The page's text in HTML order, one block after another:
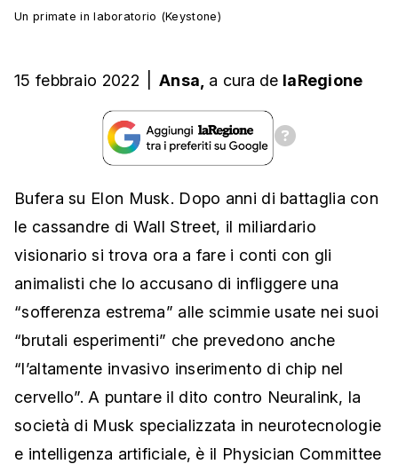
Un primate in laboratorio (Keystone)
15 febbraio 2022 Ansa, a cura de laRegione
Bufera su Elon Musk. Dopo anni di battaglia con
le cassandre di Wall Street, il miliardario
visionario si trova ora a fare i conti con gli
animalisti che lo accusano di infliggere una
“sofferenza estrema” alle scimmie usate nei suoi
“brutali esperimenti” che prevedono anche
“l’altamente invasivo inserimento di chip nel
cervello”. A puntare il dito contro Neuralink, la
società di Musk specializzata in neurotecnologie
e intelligenza artificiale, è il Physician Committee